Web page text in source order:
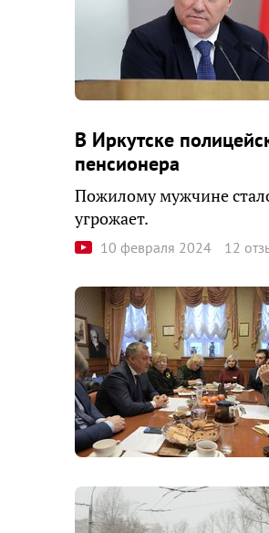
В Иркутске
пенсионера
Пожилому мужчине
угрожает.
10 февраля 2024 12